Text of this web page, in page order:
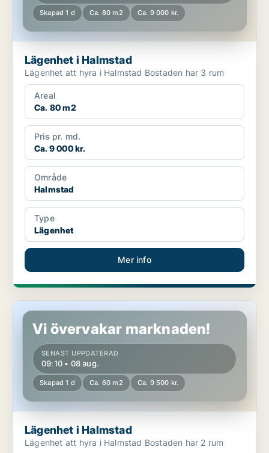
Skapad 1 d Ca. 80 m2 Ca. 9 000 kr.
Lägenhet i Halmstad
Lägenhet att hyra i Halmstad Bostaden har 3 rum
Areal
Ca. 80 m2
Pris pr. md.
Ca. 9 000 kr.
Område
Halmstad
Type
Lägenhet
Mer info
Lägenhet i Halmstad
Vi övervakar marknaden!
SENAST UPPDATERAD
09:10 • 08 aug.
Skapad 1 d Ca. 60 m2 Ca. 9 500 kr.
Lägenhet i Halmstad
Lägenhet att hyra i Halmstad Bostaden har 2 rum